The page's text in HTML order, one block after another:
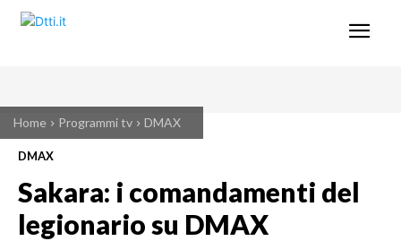
Home Programmi tv DMAX
DMAX
Sakara: i comandamenti del
legionario su DMAX